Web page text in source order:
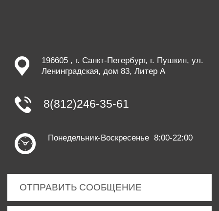
196605 , г. Санкт-Петербург, г. Пушкин, ул.
Ленинградская, дом 83, Литер А
8(812)246-35-61
Понедельник-Воскресенье 8:00-22:00
ОТПРАВИТЬ СООБЩЕНИЕ